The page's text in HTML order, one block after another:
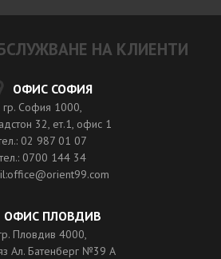
НА КЛИЕНТИ
ОФИС СОФИЯ
гр. София 1000,
32, ет.1, офис 1
02 987 01 07
0700 144 34
ОФИС ПЛОВДИВ
Пловдив 4000,
Ал. Батенберг №39 A